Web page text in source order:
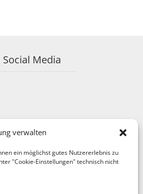
verwalten
ein möglichst gutes Nutzererlebnis zu
"Cookie-Einstellungen" technisch nicht
Media